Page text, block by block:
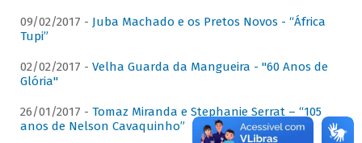
09/02/2017 - Juba Machado e os Pretos Novos - “África
Tupi”
02/02/2017 - Velha Guarda da Mangueira - "60 Anos de
Glória"
26/01/2017 - Tomaz Miranda e Stephanie Serrat – “105
anos de Nelson Cavaquinho”